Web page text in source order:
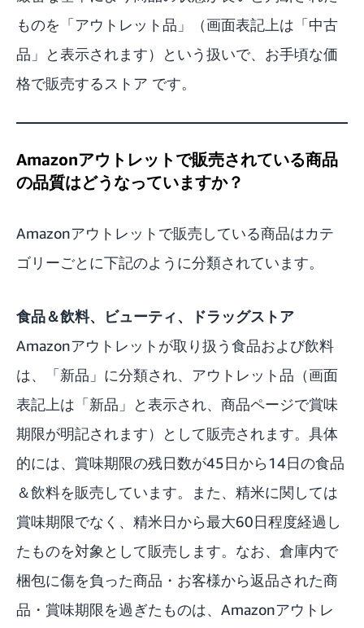
ものを「アウトレット品」（画面表記上は「中古
品」と表示されます）という扱いで、お手頃な価
格で販売するストア です。
Amazonアウトレットで販売されている商品
の品質はどうなっていますか？
Amazonアウトレットで販売している商品はカテ
ゴリーごとに下記のように分類されています。
食品＆飲料、ビューティ、ドラッグストア
Amazonアウトレットが取り扱う食品および飲料
は、「新品」に分類され、アウトレット品（画面
表記上は「新品」と表示され、商品ページで賞味
期限が明記されます）として販売されます。具体
的には、賞味期限の残日数が45日から14日の食品
＆飲料を販売しています。また、精米に関しては
賞味期限でなく、精米日から最大60日程度経過し
たものを対象として販売します。なお、倉庫内で
梱包に傷を負った商品・お客様から返品された商
品・賞味期限を過ぎたものは、Amazonアウトレ